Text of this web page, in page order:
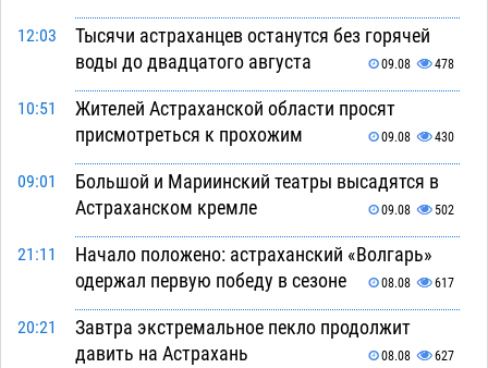
12:03
Тысячи астраханцев останутся без горячей
воды до двадцатого августа
09.08 478
10:51
Жителей Астраханской области просят
присмотреться к прохожим
09.08 430
09:01
Большой и Мариинский театры высадятся в
Астраханском кремле
09.08 502
21:11
Начало положено: астраханский «Волгарь»
одержал первую победу в сезоне
08.08 617
20:21
Завтра экстремальное пекло продолжит
давить на Астрахань
08.08 627